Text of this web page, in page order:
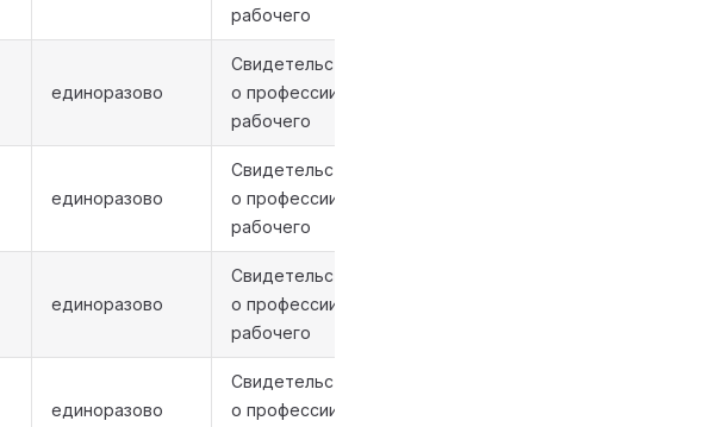
рабочего
единоразово
Свидетельство
о профессии
рабочего
единоразово
Свидетельство
о профессии
рабочего
единоразово
Свидетельство
о профессии
рабочего
единоразово
Свидетельство
о профессии